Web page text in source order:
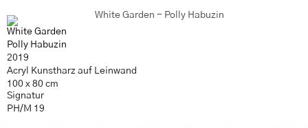
White Garden
Polly Habuzin
2019
Acryl Kunstharz auf Leinwand
100 x 80 cm
Signatur
PH/M 19